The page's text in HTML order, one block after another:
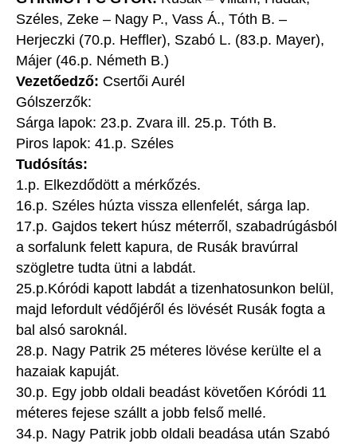
Széles, Zeke – Nagy P., Vass Á., Tóth B. –
Herjeczki (70.p. Heffler), Szabó L. (83.p. Mayer),
Májer (46.p. Németh B.)
Vezetőedző: Csertői Aurél
Gólszerzők:
Sárga lapok: 23.p. Zvara ill. 25.p. Tóth B.
Piros lapok: 41.p. Széles
Tudósítás:
1.p. Elkezdődött a mérkőzés.
16.p. Széles húzta vissza ellenfelét, sárga lap.
17.p. Gajdos tekert húsz méterről, szabadrúgásból
a sorfalunk felett kapura, de Rusák bravúrral
szögletre tudta ütni a labdát.
25.p.Kóródi kapott labdát a tizenhatosunkon belül,
majd lefordult védőjéről és lövését Rusák fogta a
bal alsó saroknál.
28.p. Nagy Patrik 25 méteres lövése kerülte el a
hazaiak kapuját.
30.p. Egy jobb oldali beadást követően Kóródi 11
méteres fejese szállt a jobb felső mellé.
34.p. Nagy Patrik jobb oldali beadása után Szabó